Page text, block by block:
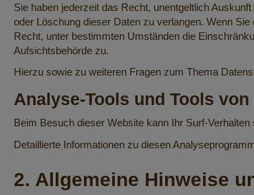
Sie haben jederzeit das Recht, unentgeltlich
oder Löschung dieser Daten zu verlangen. Wenn
Recht, unter bestimmten Umständen die
Aufsichtsbehörde zu.
Hierzu sowie zu weiteren Fragen zum Thema
Analyse-Tools und Tools
Beim Besuch dieser Website kann Ihr Surf-
Detaillierte Informationen zu diesen
2. Allgemeine Hinweise